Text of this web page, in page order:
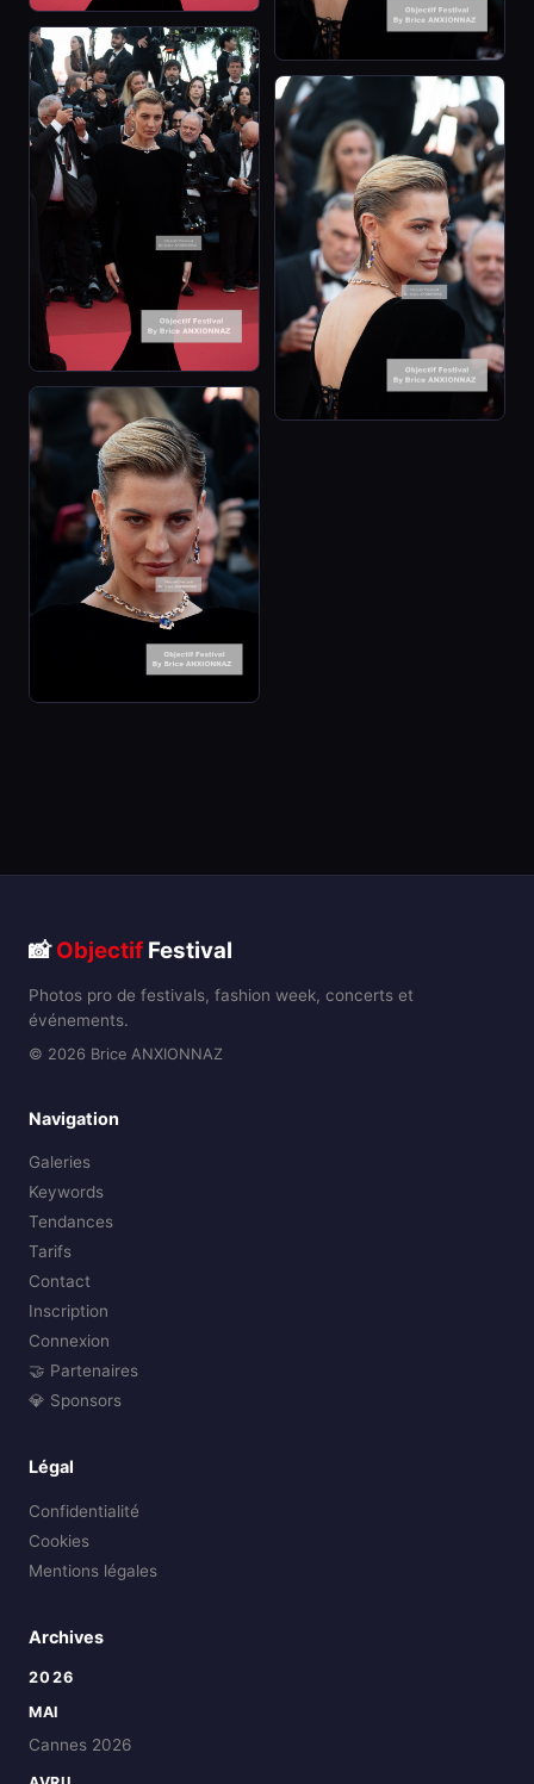
📸Objectif Festival
Photos pro de festivals, fashion week, concerts et
événements.
© 2026 Brice ANXIONNAZ
Navigation
Galeries
Keywords
Tendances
Tarifs
Contact
Inscription
Connexion
🤝 Partenaires
💎 Sponsors
Légal
Confidentialité
Cookies
Mentions légales
Archives
2026
MAI
Cannes 2026